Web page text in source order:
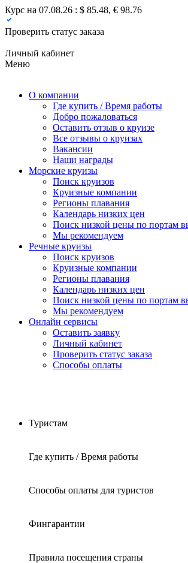
Курс на 07.08.26 : $ 85.48, € 98.76
Проверить статус заказа
Личный кабинет
Меню
О компании
Где купить / Время работы
Добро пожаловаться
Оставить отзыв о круизе
Все отзывы о круизах
Вакансии
Наши награды
Морские круизы
Поиск круизов
Круизные компании
Регионы плавания
Календарь низких цен
Поиск низкой цены по портам
Мы рекомендуем
Речные круизы
Поиск круизов
Круизные компании
Регионы плавания
Календарь низких цен
Поиск низкой цены по портам
Мы рекомендуем
Онлайн сервисы
Оставить заявку
Личный кабинет
Проверить статус заказа
Способы оплаты
Туристам
Где купить / Время работы
Способы оплаты для туристов
Фингарантии
Правила посещения страны